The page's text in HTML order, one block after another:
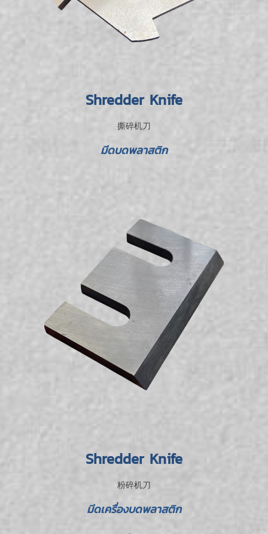
Shredder Knife
撕碎机刀
มีดบดพลาสติก
Shredder Knife
粉碎机刀
มีดเครื่องบดพลาสติก